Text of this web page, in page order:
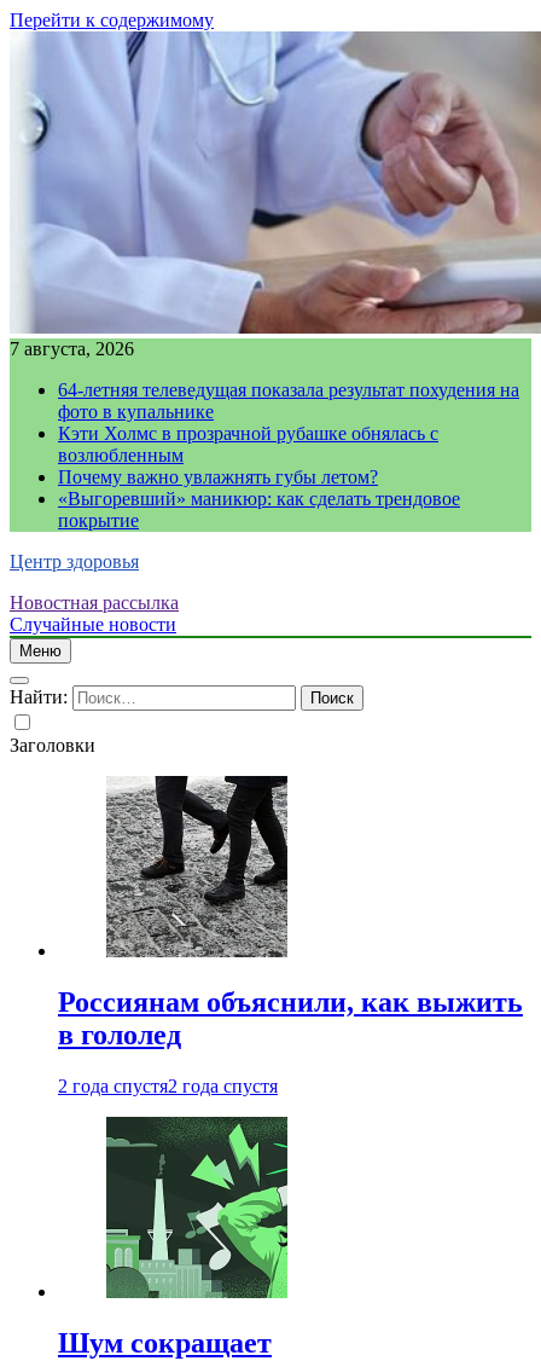
Перейти к содержимому
7 августа, 2026
64-летняя телеведущая показала результат похудения на
фото в купальнике
Кэти Холмс в прозрачной рубашке обнялась с
возлюбленным
Почему важно увлажнять губы летом?
«Выгоревший» маникюр: как сделать трендовое
покрытие
Центр здоровья
Новостная рассылка
Случайные новости
Меню
Найти:
Заголовки
Россиянам объяснили, как выжить
в гололед
2 года спустя2 года спустя
Шум сокращает